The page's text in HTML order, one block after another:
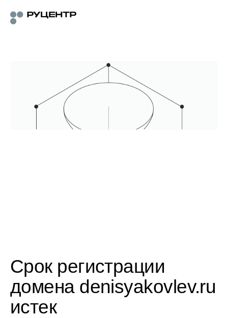
Срок регистрации
домена denisyakovlev.ru
истек